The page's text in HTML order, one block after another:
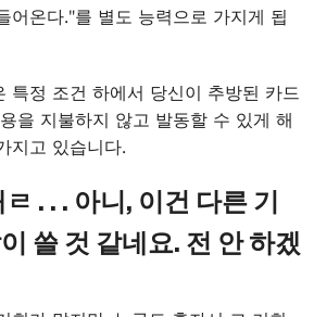
어온다."를 별도 능력으로 가지게 됩
특정 조건 하에서 당신이 추방된 카드
을 지불하지 않고 발동할 수 있게 해
지고 있습니다.
. . . 아니, 이건 다른 기
쓸 것 같네요. 전 안 하겠